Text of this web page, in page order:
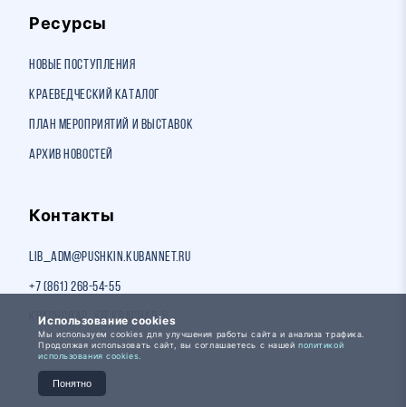
Ресурсы
Новые поступления
Краеведческий каталог
План мероприятий и выставок
Архив новостей
Контакты
lib_adm@pushkin.kubannet.ru
+7 (861) 268-54-55
Краснодар, ул. Красная, 8
Использование cookies
Мы используем cookies для улучшения работы сайта и анализа трафика.
Продолжая использовать сайт, вы соглашаетесь с нашейполитикой
использования cookies.
Понятно